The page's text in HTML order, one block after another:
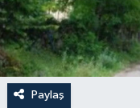
Paylaş
Siyaset
Spor
Tarım